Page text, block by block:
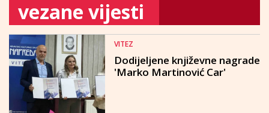
vezane vijesti
VITEZ
Dodijeljene književne nagrade
'Marko Martinović Car'